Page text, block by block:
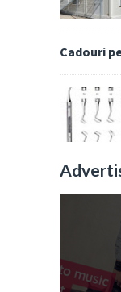
Cadouri